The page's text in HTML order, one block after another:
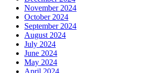
January 2024
December 2023
November 2023
October 2023
September 2023
August 2023
July 2023
June 2023